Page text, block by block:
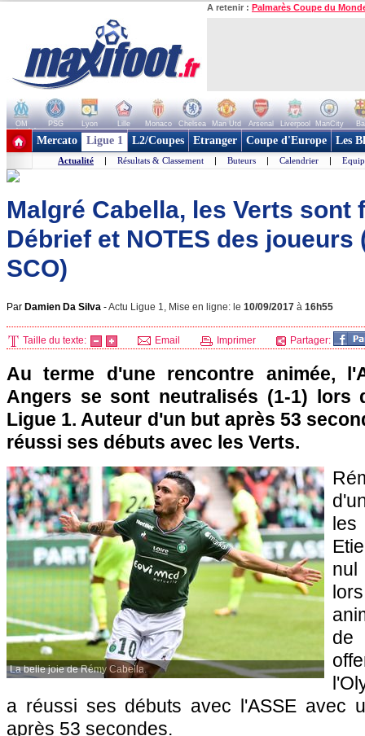
A retenir : Palmarès Coupe du
OM PSG Lyon Lille Monaco Chelsea Man Utd Arsenal Liverpool ManCity
+ de clubs
Mercato Ligue 1 L2/Coupes Etranger Coupe d'Europe Les
Actualité | Résultats & Classement | Buteurs | Calendrier |
Malgré Cabella, les Verts sont
Débrief et NOTES des joueurs
SCO)
Par Damien Da Silva -Actu Ligue 1, Mise en ligne: le 10/09/2017 à 16h55
Taille du texte: Email Imprimer Partager:
Au terme d'une rencontre animée,
Angers se sont neutralisés (1-1) lors
Ligue 1. Auteur d'un but après 53
réussi ses débuts avec les Verts.
La belle joie de Rémy Cabella.
les
nul
de
a réussi ses débuts avec l'ASSE avec
après 53 secondes.